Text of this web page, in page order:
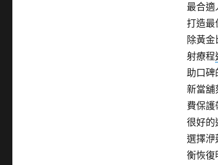
最合
打造最
除黃
射療程
助口碑
新當舖
費保護
很好的
選擇洢
衡恢復